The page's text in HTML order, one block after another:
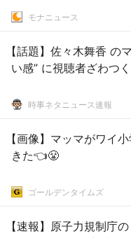
モナニュース
【話題】佐々木舞香 の
い感” に視聴者ざわつく
時事ネタニュース速報
【画像】マッマがワイ
きた👈😤
ゴールデンタイムズ
【速報】原子力規制庁